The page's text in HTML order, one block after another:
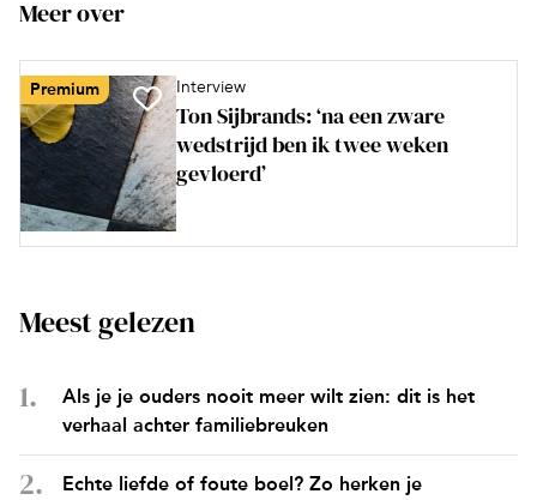
Meer over
Premium Interview
Ton Sijbrands: ‘na een zware
wedstrijd ben ik twee weken
gevloerd’
Meest gelezen
Als je je ouders nooit meer wilt zien: dit is het
verhaal achter familiebreuken
Echte liefde of foute boel? Zo herken je